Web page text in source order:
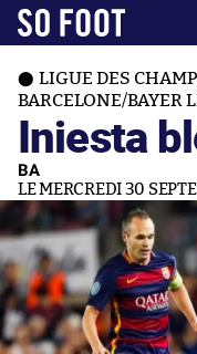
LIGUE DES
BARCELONE/BAYER
Iniesta
BA
LE MERCREDI 30